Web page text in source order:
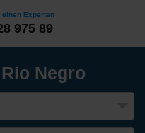
einen Experten
975 89
Negro